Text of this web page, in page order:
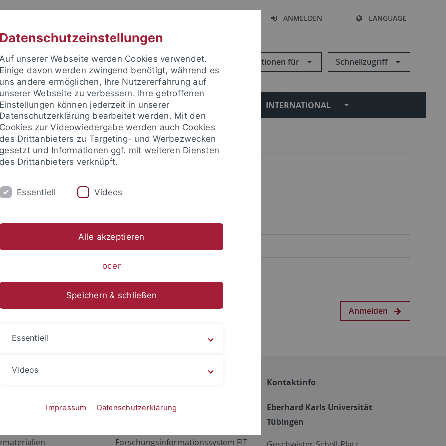
ANMELDEN LANGUAGE
Informationen für Schnellzugriff
FORSCHUNG EINRICHTUNGEN INTERNATIONAL
um sich anzumelden:
Anmelden
Netzwerk
ALMA
Forschungsinformationssystem FIT
Kontaktinfo
Eberhard Karls Universität
Tübingen
Datenschutzeinstellungen
Auf unserer Webseite werden Cookies verwendet.
Einige davon werden zwingend benötigt, während es
uns andere ermöglichen, Ihre Nutzererfahrung auf
unserer Webseite zu verbessern. Ihre getroffenen
Einstellungen können jederzeit in unserer
Datenschutzerklärung bearbeitet werden. Mit den
Cookies zur Videowiedergabe werden auch Cookies
des Drittanbieters zu Targeting- und Werbezwecken
gesetzt und Informationen ggf. mit weiteren Diensten
des Drittanbieters verknüpft.
Essentiell Videos
Alle akzeptieren
oder
Speichern & schließen
Essentiell
Videos
Impressum Datenschutzerklärung